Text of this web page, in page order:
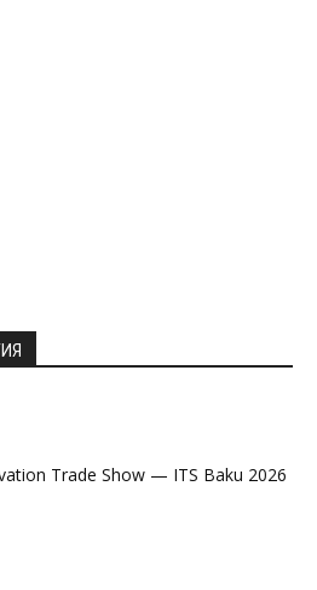
Trade Show — ITS Baku 2026